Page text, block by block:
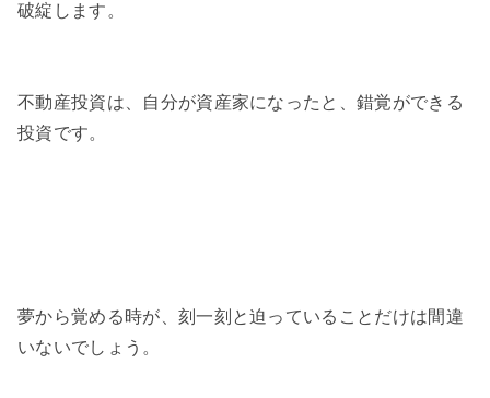
破綻します。
不動産投資は、自分が資産家になったと、錯覚ができる
投資です。
夢から覚める時が、刻一刻と迫っていることだけは間違
いないでしょう。